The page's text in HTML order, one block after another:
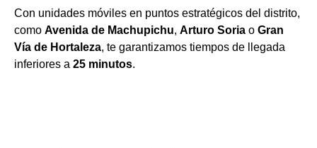
Con unidades móviles en puntos estratégicos del distrito,
como Avenida de Machupichu, Arturo Soria o Gran
Vía de Hortaleza, te garantizamos tiempos de llegada
inferiores a 25 minutos.